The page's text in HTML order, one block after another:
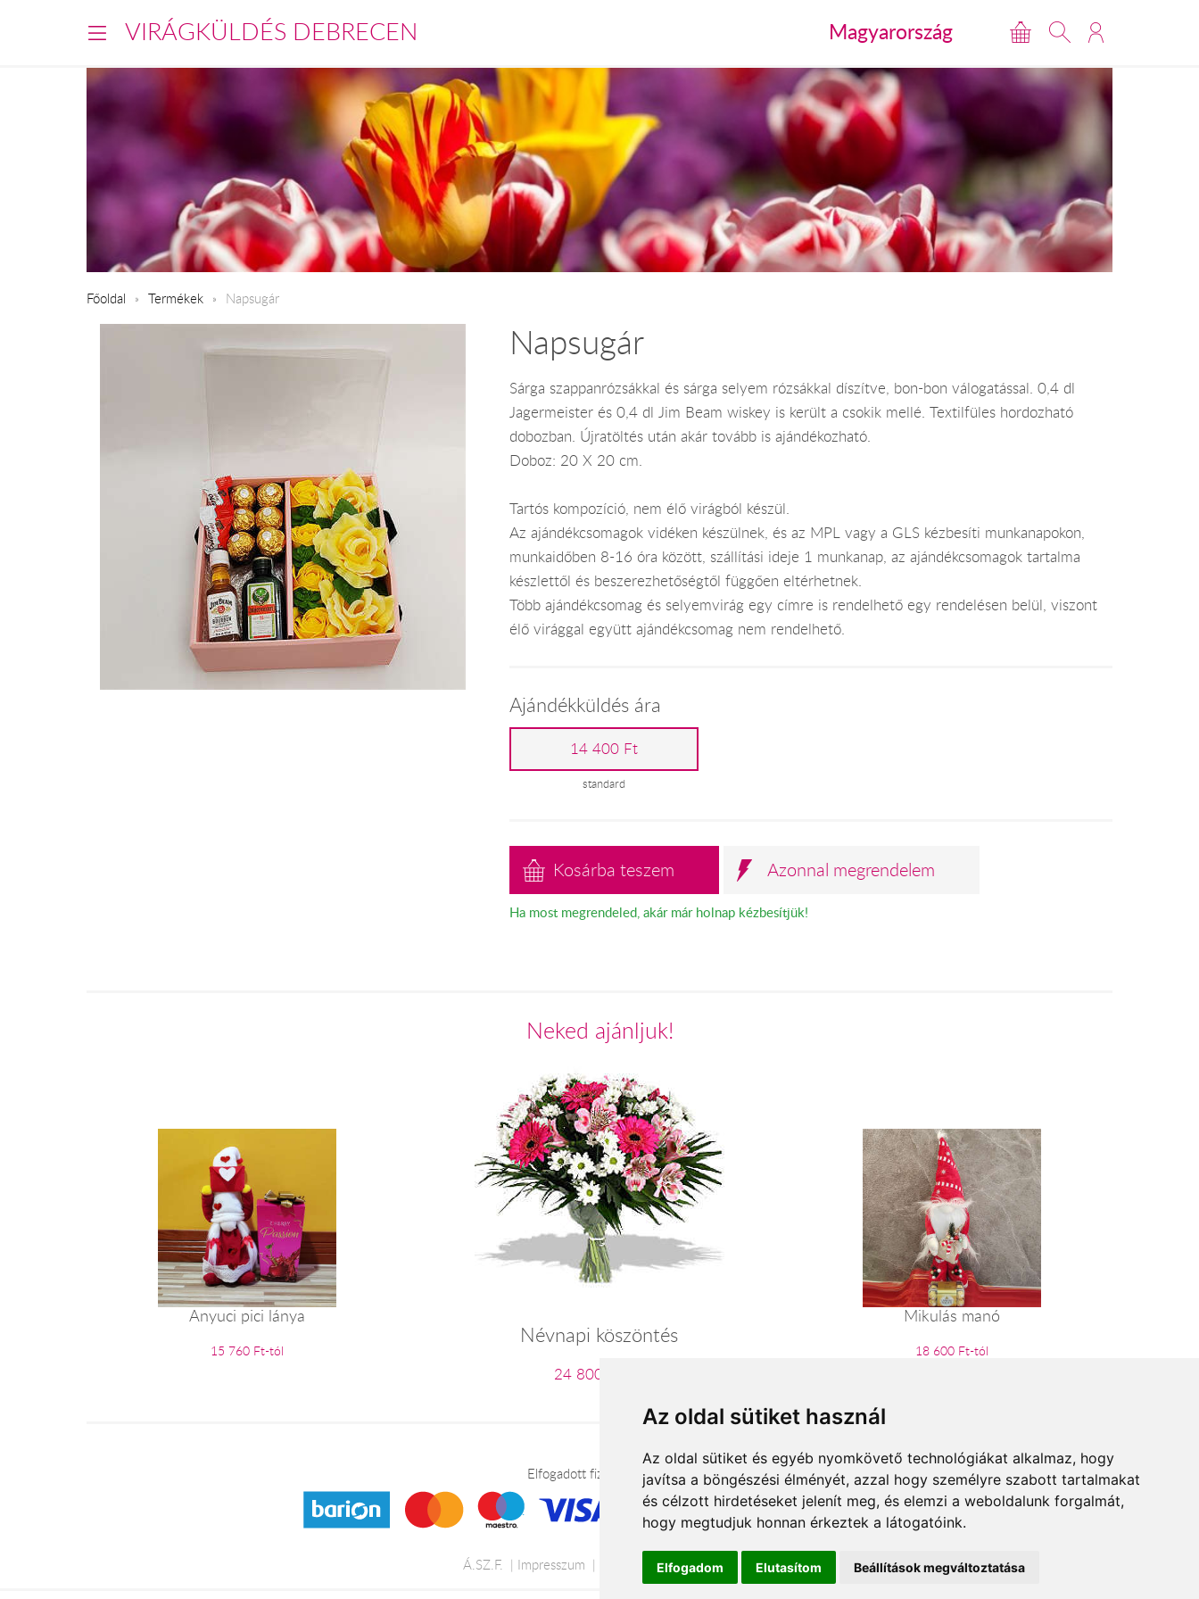
Az oldal sütiket használ
Az oldal sütiket és egyéb nyomkövető technológiákat alkalmaz, hogy
javítsa a böngészési élményét, azzal hogy személyre szabott tartalmakat
és célzott hirdetéseket jelenít meg, és elemzi a weboldalunk forgalmát,
hogy megtudjuk honnan érkeztek a látogatóink.
Elfogadom Elutasítom Beállítások megváltoztatása
VIRÁGKÜLDÉS DEBRECEN Magyarország
Főoldal Termékek Napsugár
Napsugár
Sárga szappanrózsákkal és sárga selyem rózsákkal díszítve, bon-bon válogatással. 0,4 dl
Jagermeister és 0,4 dl Jim Beam wiskey is került a csokik mellé. Textilfüles hordozható
dobozban. Újratöltés után akár tovább is ajándékozható.
Doboz: 20 X 20 cm.
Tartós kompozíció, nem élő virágból készül.
Az ajándékcsomagok vidéken készülnek, és az MPL vagy a GLS kézbesíti munkanapokon,
munkaidőben 8-16 óra között, szállítási ideje 1 munkanap, az ajándékcsomagok tartalma
készlettől és beszerezhetőségtől függően eltérhetnek.
Több ajándékcsomag és selyemvirág egy címre is rendelhető egy rendelésen belül, viszont
élő virággal együtt ajándékcsomag nem rendelhető.
Ajándékküldés ára
14 400 Ft
standard
Kosárba teszem Azonnal megrendelem
Ha most megrendeled, akár már holnap kézbesítjük!
Neked ajánljuk!
Anyuci pici lánya
15 760 Ft-tól
Névnapi köszöntés
24 800 Ft-tól
Mikulás manó
18 600 Ft-tól
Elfogadott fizetési módok
Á.SZ.F. Impresszum Adatkezelési tájékoztató